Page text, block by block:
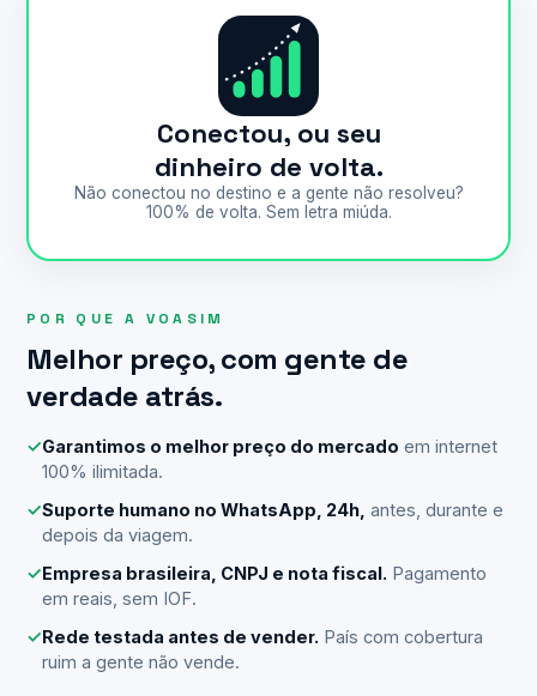
Conectou, ou seu
dinheiro de volta.
Não conectou no destino e a gente não resolveu?
100% de volta. Sem letra miúda.
POR QUE A VOASIM
Melhor preço, com gente de
verdade atrás.
✓Garantimos o melhor preço do mercado em internet
100% ilimitada.
✓Suporte humano no WhatsApp, 24h, antes, durante e
depois da viagem.
✓Empresa brasileira, CNPJ e nota fiscal. Pagamento
em reais, sem IOF.
✓Rede testada antes de vender. País com cobertura
ruim a gente não vende.